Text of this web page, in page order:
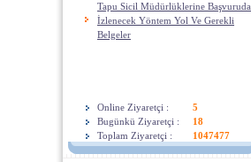
Tapu Sicil Müdürlüklerine Başvuruda
İzlenecek Yöntem Yol Ve Gerekli
Belgeler
Online Ziyaretçi :
5
Bugünkü Ziyaretçi :
18
Toplam Ziyaretçi :
1047477